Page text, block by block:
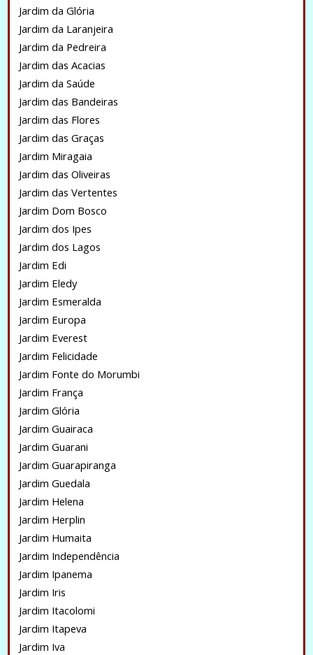
Jardim da Glória
Jardim da Laranjeira
Jardim da Pedreira
Jardim das Acacias
Jardim da Saúde
Jardim das Bandeiras
Jardim das Flores
Jardim das Graças
Jardim Miragaia
Jardim das Oliveiras
Jardim das Vertentes
Jardim Dom Bosco
Jardim dos Ipes
Jardim dos Lagos
Jardim Edi
Jardim Eledy
Jardim Esmeralda
Jardim Europa
Jardim Everest
Jardim Felicidade
Jardim Fonte do Morumbi
Jardim França
Jardim Glória
Jardim Guairaca
Jardim Guarani
Jardim Guarapiranga
Jardim Guedala
Jardim Helena
Jardim Herplin
Jardim Humaita
Jardim Independência
Jardim Ipanema
Jardim Iris
Jardim Itacolomi
Jardim Itapeva
Jardim Iva